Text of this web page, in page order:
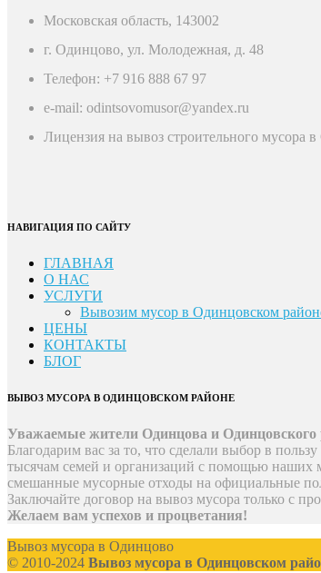
Московская область, 143002
г. Одинцово, ул. Молодежная, д. 48
Телефон: +7 916 888 67 97
e-mail: odintsovomusor@yandex.ru
Лицензия на вывоз строительного мусора
НАВИГАЦИЯ ПО САЙТУ
ГЛАВНАЯ
О НАС
УСЛУГИ
Вывозим мусор в Одинцовском
ЦЕНЫ
КОНТАКТЫ
БЛОГ
ВЫВОЗ МУСОРА В ОДИНЦОВСКОМ РАЙОНЕ
Уважаемые жители Одинцова и Одинцовского
Благодарим вас за то, что сделали выбор в
тысячам семей и организаций с помощью наших
смешанные мусорные отходы на официальные
Заключайте договор на вывоз мусора только с
Желаем вам успехов и процветания!
Вывоз мусора в Одинцово
© 2010-2024 Вывоз мусора в Одинцовском